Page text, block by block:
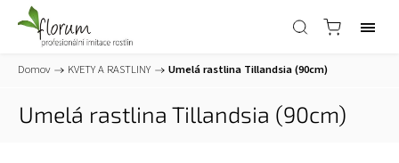
Domov / KVETY A RASTLINY / Umelá rastlina Tillandsia (90cm)
Umelá rastlina Tillandsia (90cm)